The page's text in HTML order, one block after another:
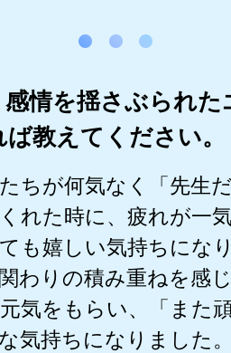
感情を揺さぶられた
教えてください。
ちが何気なく「先生
れた時に、疲れが一
も嬉しい気持ちにな
わりの積み重ねを感
気をもらい、「また
気持ちになりました